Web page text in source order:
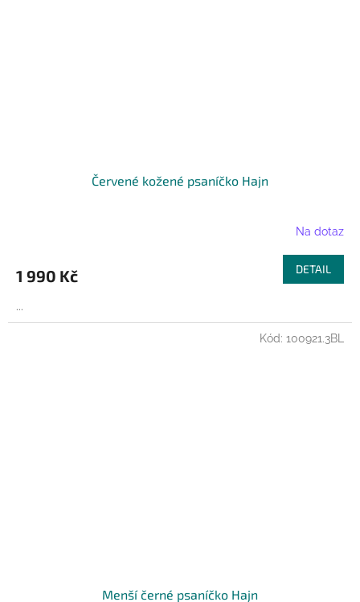
Červené kožené psaníčko Hajn
Na dotaz
1 990 Kč DETAIL
...
Menší černé psaníčko Hajn
Kód: 100921.3BL